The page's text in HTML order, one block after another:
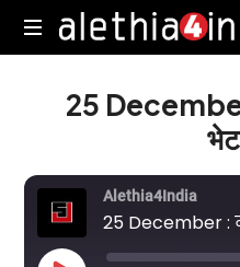
Alethia4India
25 December
Alethia4India
25 December :